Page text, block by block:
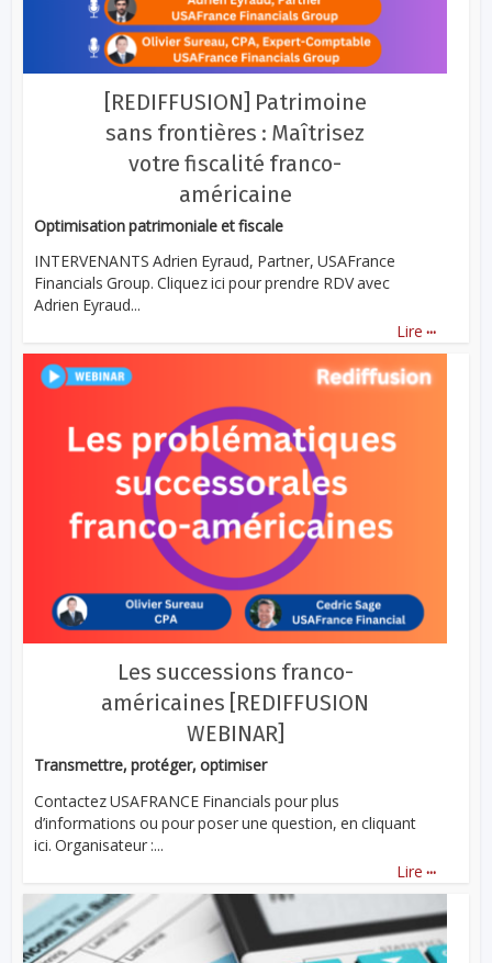
[REDIFFUSION] Patrimoine
sans frontières : Maîtrisez
votre fiscalité franco-
américaine
Optimisation patrimoniale et fiscale
INTERVENANTS Adrien Eyraud, Partner, USAFrance
Financials Group. Cliquez ici pour prendre RDV avec
Adrien Eyraud...
Lire ...
Les successions franco-
américaines [REDIFFUSION
WEBINAR]
Transmettre, protéger, optimiser
Contactez USAFRANCE Financials pour plus
d’informations ou pour poser une question, en cliquant
ici. Organisateur :...
Lire ...